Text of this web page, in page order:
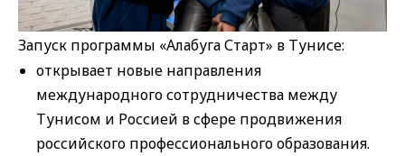
Запуск программы «Алабуга Старт» в Тунисе:
открывает новые направления
международного сотрудничества между
Тунисом и Россией в сфере продвижения
российского профессионального образования.